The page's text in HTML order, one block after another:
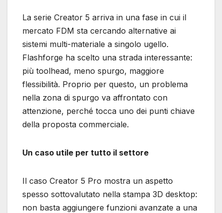
La serie Creator 5 arriva in una fase in cui il
mercato FDM sta cercando alternative ai
sistemi multi-materiale a singolo ugello.
Flashforge ha scelto una strada interessante:
più toolhead, meno spurgo, maggiore
flessibilità. Proprio per questo, un problema
nella zona di spurgo va affrontato con
attenzione, perché tocca uno dei punti chiave
della proposta commerciale.
Un caso utile per tutto il settore
Il caso Creator 5 Pro mostra un aspetto
spesso sottovalutato nella stampa 3D desktop:
non basta aggiungere funzioni avanzate a una